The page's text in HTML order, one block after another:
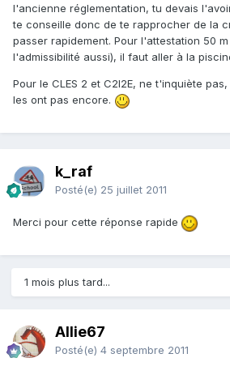
l'ancienne réglementation, tu devais
te conseille donc de te rapprocher de la
passer rapidement. Pour l'attestation 50
l'admissibilité aussi), il faut aller à la
Pour le CLES 2 et C2I2E, ne t'inquiète
les ont pas encore.
k_raf
Posté(e) 25 juillet 2011
Merci pour cette réponse rapide
1 mois plus tard...
Allie67
Posté(e) 4 septembre 2011